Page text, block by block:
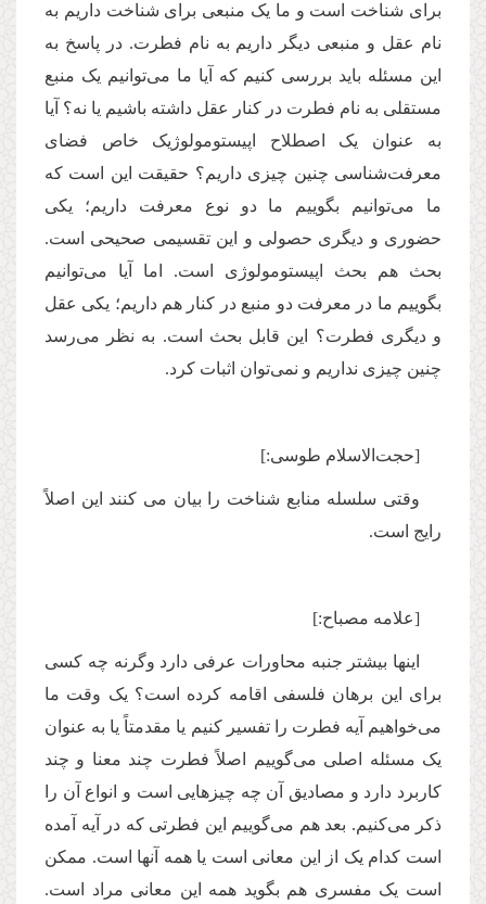
برای شناخت است و ما یک منبعی برای شناخت داریم به
نام عقل و منبعی دیگر داریم به نام فطرت. در پاسخ به
این مسئله باید بررسی کنیم که آیا ما می‌توانیم یک منبع
مستقلی به نام فطرت در کنار عقل داشته باشیم یا نه؟ آیا
به عنوان یک اصطلاح اپیستومولوژیک خاص فضای
معرفت‌شناسی چنین چیزی داریم؟ حقیقت این است که
ما می‌توانیم بگوییم ما دو نوع معرفت داریم؛ یکی
حضوری و دیگری حصولی و این تقسیمی صحیحی است.
بحث هم بحث اپیستومولوژی است. اما آیا می‌توانیم
بگوییم ما در معرفت دو منبع در کنار هم داریم؛ یکی عقل
و دیگری فطرت؟ این قابل بحث است. به نظر می‌رسد
چنین چیزی نداریم و نمی‌توان اثبات کرد.
[حجت‌الاسلام طوسی:]
وقتی سلسله منابع شناخت را بیان می کنند این اصلاً‌
رایج است.
[علامه مصباح:]
اینها بیشتر جنبه محاورات عرفی دارد وگرنه چه کسی
برای این برهان فلسفی اقامه کرده است؟ یک وقت ما
می‌خواهیم آیه فطرت را تفسیر کنیم یا مقدمتاً‌ یا به عنوان
یک مسئله اصلی می‌گوییم اصلاً فطرت چند معنا و چند
کاربرد دارد و مصادیق آن چه چیزهایی است و انواع آن را
ذکر می‌کنیم. بعد هم می‌گوییم این فطرتی که در آیه آمده
است کدام یک از این معانی است یا همه آنها است. ممکن
است یک مفسری هم بگوید همه این معانی مراد است.